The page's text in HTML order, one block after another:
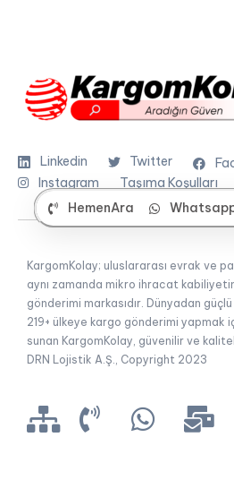
HemenAra
Linkedin Twitter
Instagram
Taşıma Koşulları
KargomKolay; uluslararası evrak ve
aynı zamanda mikro ihracat
gönderimi markasıdır. Dünyadan
219+ ülkeye kargo gönderimi yapmak
sunan KargomKolay, güvenilir ve
DRN Lojistik A.Ş., Copyright 2023